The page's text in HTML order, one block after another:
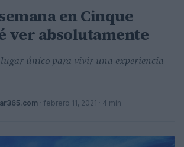
en Cinque
ver absolutamente
lugar único para vivir una experiencia
· febrero 11, 2021 · 4 min